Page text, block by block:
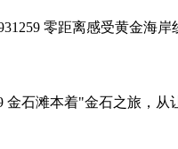
零距离感受黄金海
金石滩本着"金石之旅，